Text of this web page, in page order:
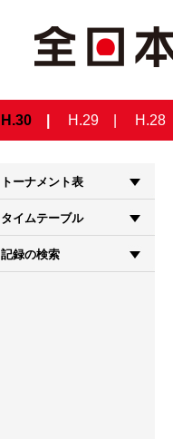
H.30 H.29 H.28
トーナメント表
タイムテーブル
記録の検索